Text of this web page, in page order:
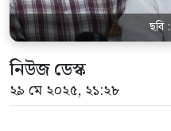
ছবি
নিউজ ডেস্ক
২৯ মে ২০২৫, ২১:২৮